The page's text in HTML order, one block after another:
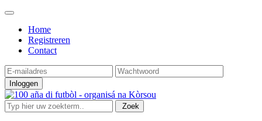
Home
Registreren
Contact
Inloggen
Zoek